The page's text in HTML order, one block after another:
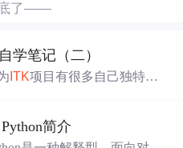
了——
学笔记（二）
ITK项目有很多自己独特的
还是VS 2015开始，VS开
以前只能导出C#/VB.NET
简介